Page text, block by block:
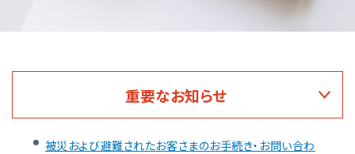
重要なお知らせ
被災および避難されたお客さまのお手続き・お問い合わ